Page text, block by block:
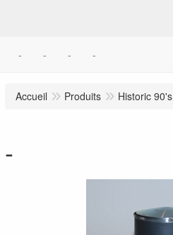
- - - -
Accueil Produits Historic 90's
-